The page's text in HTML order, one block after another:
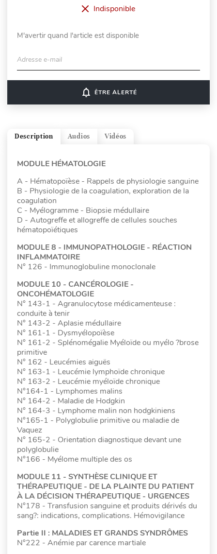
Indisponible
M'avertir quand l'article est disponible
Adresse e-mail
notifications_none ÊTRE ALERTÉ
Vidéos
Audios
Description
MODULE HÉMATOLOGIE
A - Hématopoïèse - Rappels de physiologie sanguine
B - Physiologie de la coagulation, exploration de la
coagulation
C - Myélogramme - Biopsie médullaire
D - Autogreffe et allogreffe de cellules souches
hématopoïétiques
MODULE 8 - IMMUNOPATHOLOGIE - RÉACTION
INFLAMMATOIRE
N° 126 - Immunoglobuline monoclonale
MODULE 10 - CANCÉROLOGIE -
ONCOHÉMATOLOGIE
N° 143-1 - Agranulocytose médicamenteuse :
conduite à tenir
N° 143-2 - Aplasie médullaire
N° 161-1 - Dysmyélopoïèse
N° 161-2 - Splénomégalie Myéloïde ou myélo ?brose
primitive
N° 162 - Leucémies aiguës
N° 163-1 - Leucémie lymphoïde chronique
N° 163-2 - Leucémie myéloïde chronique
N°164-1 - Lymphomes malins
N° 164-2 - Maladie de Hodgkin
N° 164-3 - Lymphome malin non hodgkiniens
N°165-1 - Polyglobulie primitive ou maladie de
Vaquez
N° 165-2 - Orientation diagnostique devant une
polyglobulie
N°166 - Myélome multiple des os
MODULE 11 - SYNTHÈSE CLINIQUE ET
THÉRAPEUTIQUE - DE LA PLAINTE DU PATIENT
À LA DÉCISION THÉRAPEUTIQUE - URGENCES
N°178 - Transfusion sanguine et produits dérivés du
sang?: indications, complications. Hémovigilance
Partie II : MALADIES ET GRANDS SYNDRÔMES
N°222 - Anémie par carence martiale